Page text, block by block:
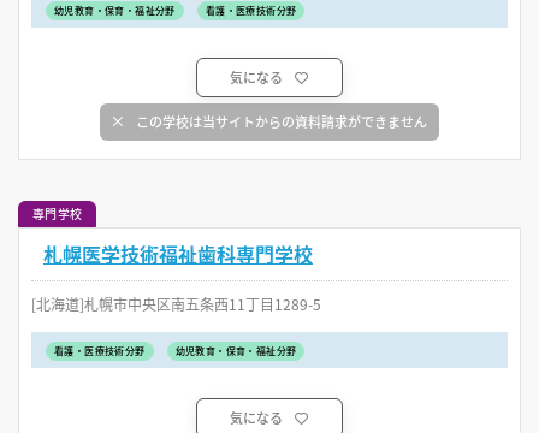
幼児教育・保育・福祉分野 看護・医療技術分野
気になる
この学校は当サイトからの資料請求ができません
専門学校
札幌医学技術福祉歯科専門学校
[北海道]札幌市中央区南五条西11丁目1289-5
看護・医療技術分野 幼児教育・保育・福祉分野
気になる